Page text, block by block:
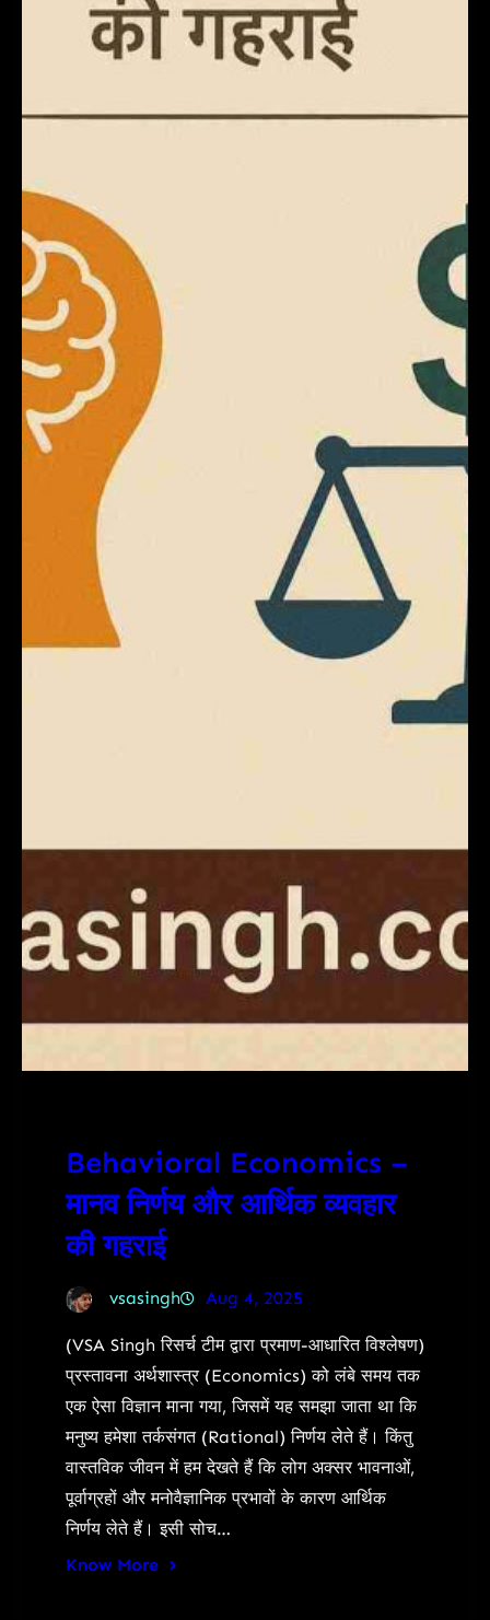
Behavioral Economics –
मानव निर्णय और आर्थिक व्यवहार
की गहराई
vsasingh Aug 4, 2025
(VSA Singh रिसर्च टीम द्वारा प्रमाण-आधारित विश्लेषण)
प्रस्तावना अर्थशास्त्र (Economics) को लंबे समय तक
एक ऐसा विज्ञान माना गया, जिसमें यह समझा जाता था कि
मनुष्य हमेशा तर्कसंगत (Rational) निर्णय लेते हैं। किंतु
वास्तविक जीवन में हम देखते हैं कि लोग अक्सर भावनाओं,
पूर्वाग्रहों और मनोवैज्ञानिक प्रभावों के कारण आर्थिक
निर्णय लेते हैं। इसी सोच…
Know More